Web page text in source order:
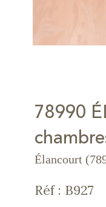
78990
Élancourt
Réf : B927